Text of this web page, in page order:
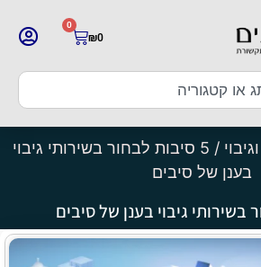
₪0
0
/ 5 סיבות לבחור בשירותי גיבוי
בענן של סיבים